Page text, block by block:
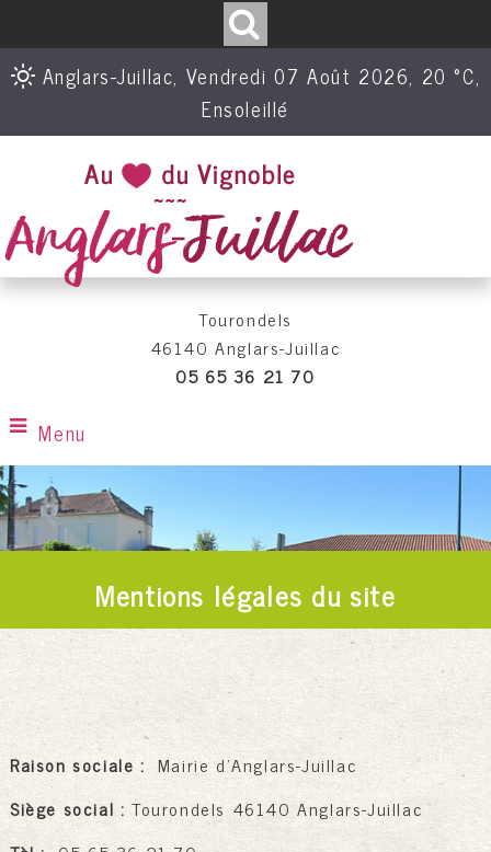
Anglars-Juillac, Vendredi 07 Août 2026, 20 °C,
Ensoleillé
Tourondels
46140 Anglars-Juillac
05 65 36 21 70
Menu
Mentions légales du site
Raison sociale : Mairie d'Anglars-Juillac
Siège social : Tourondels 46140 Anglars-Juillac